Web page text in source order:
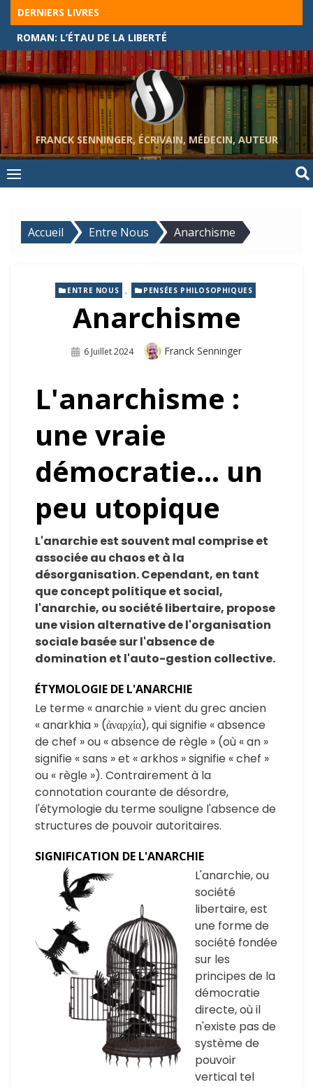
Skip
content
DERNIERS LIVRES
ROMAN: L’ÉTAU DE LA LIBERTÉ
FRANCK SENNINGER, ÉCRIVAIN, MÉDECIN, AUTEUR
Accueil Entre Nous Anarchisme
ENTRE NOUS , PENSÉES PHILOSOPHIQUES
Anarchisme
Publié
6 Juillet 2024 Auteur
Franck Senninger
L'anarchisme :
une vraie
démocratie… un
peu utopique
L'anarchie est souvent mal comprise et
associée au chaos et à la
désorganisation. Cependant, en tant
que concept politique et social,
l'anarchie, ou société libertaire, propose
une vision alternative de l'organisation
sociale basée sur l'absence de
domination et l'auto-gestion collective.
ÉTYMOLOGIE DE L'ANARCHIE
Le terme « anarchie » vient du grec ancien
« anarkhia » (ἀναρχία), qui signifie « absence
de chef » ou « absence de règle » (où « an »
signifie « sans » et « arkhos » signifie « chef »
ou « règle »). Contrairement à la
connotation courante de désordre,
l'étymologie du terme souligne l'absence de
structures de pouvoir autoritaires.
SIGNIFICATION DE L'ANARCHIE
L'anarchie, ou
société
libertaire, est
une forme de
société fondée
sur les
principes de la
démocratie
directe, où il
n'existe pas de
système de
pouvoir
vertical tel